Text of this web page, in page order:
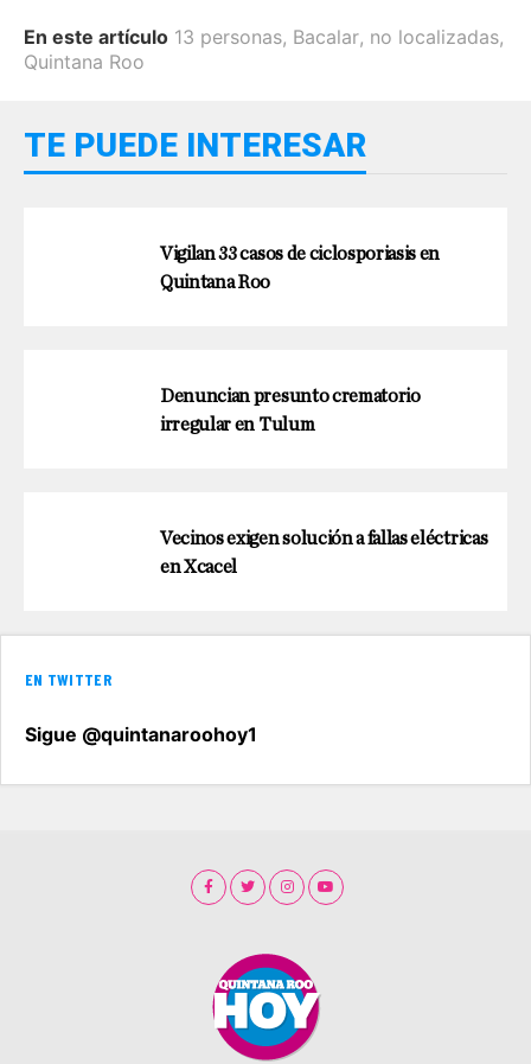
En este artículo 13 personas, Bacalar, no localizadas,
Quintana Roo
TE PUEDE INTERESAR
Vigilan 33 casos de ciclosporiasis en
Quintana Roo
Denuncian presunto crematorio
irregular en Tulum
Vecinos exigen solución a fallas eléctricas
en Xcacel
EN TWITTER
Sigue @quintanaroohoy1